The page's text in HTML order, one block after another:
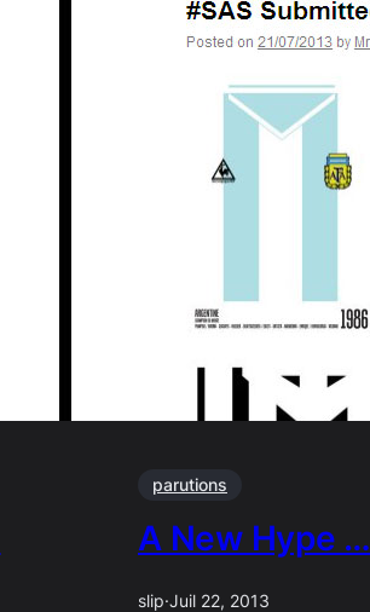
parutions
A New Hype …
slip·Juil 22, 2013